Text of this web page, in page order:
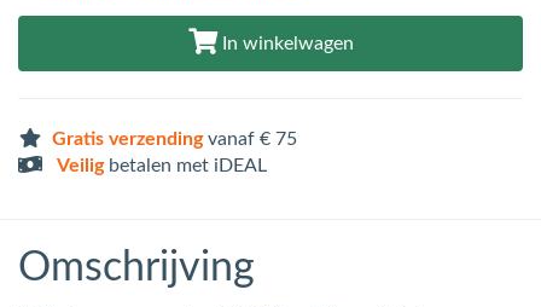
In winkelwagen
Gratis verzendingvanaf € 75
Veiligbetalen met iDEAL
Omschrijving